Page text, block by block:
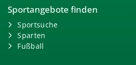
Sportangebote finden
Sportsuche
Sparten
Fußball